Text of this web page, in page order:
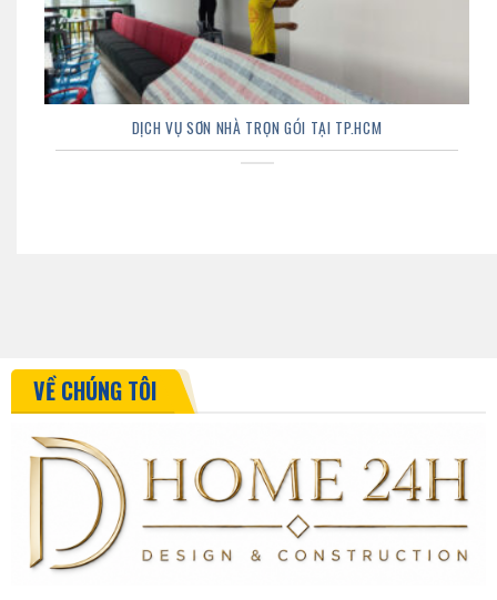
DỊCH VỤ SƠN NHÀ TRỌN GÓI TẠI TP.HCM
VỀ CHÚNG TÔI